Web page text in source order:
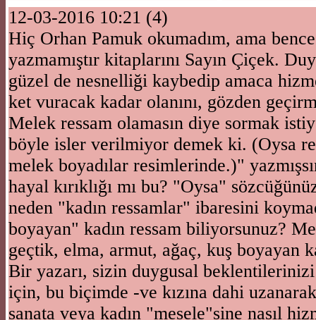
12-03-2016 10:21 (4)
Hiç Orhan Pamuk okumadım, ama
yazmamıştır kitaplarını Sayın Çiçek.
güzel de nesnelliği kaybedip amaca
ket vuracak kadar olanını, gözden
Melek ressam olamasın diye sormak
böyle isler verilmiyor demek ki. (Oysa
melek boyadılar resimlerinde.)"
hayal kırıklığı mı bu? "Oysa"
neden "kadın ressamlar" ibaresini
boyayan" kadın ressam biliyorsunuz?
geçtik, elma, armut, ağaç, kuş boyayan
Bir yazarı, sizin duygusal beklentilerinizi
için, bu biçimde -ve kızına dahi
sanata veya kadın "mesele"sine nasıl